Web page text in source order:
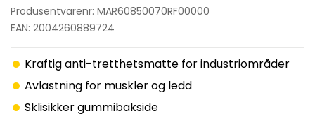
Produsentvarenr: MAR60850070RF00000
EAN: 2004260889724
Kraftig anti-tretthetsmatte for industriområder
Avlastning for muskler og ledd
Sklisikker gummibakside